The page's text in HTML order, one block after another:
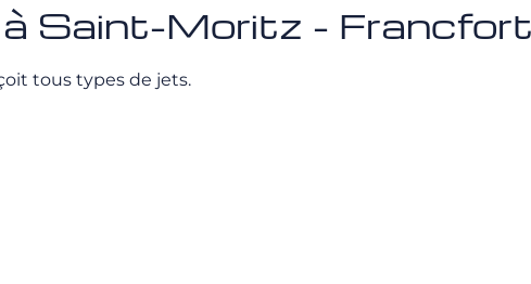
Saint-Moritz -
tous types de jets.